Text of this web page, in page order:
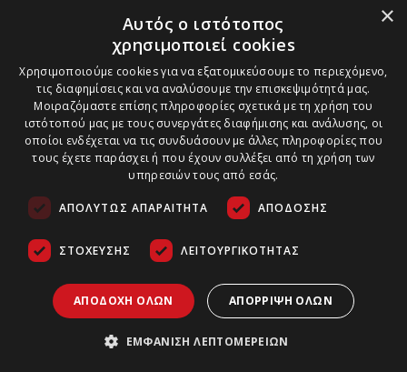
×
Αυτός ο ιστότοπος
χρησιμοποιεί cookies
Χρησιμοποιούμε cookies για να εξατομικεύσουμε το περιεχόμενο,
τις διαφημίσεις και να αναλύσουμε την επισκεψιμότητά μας.
Μοιραζόμαστε επίσης πληροφορίες σχετικά με τη χρήση του
ιστότοπού μας με τους συνεργάτες διαφήμισης και ανάλυσης, οι
οποίοι ενδέχεται να τις συνδυάσουν με άλλες πληροφορίες που
τους έχετε παράσχει ή που έχουν συλλέξει από τη χρήση των
υπηρεσιών τους από εσάς.
ΑΠΟΛΎΤΩΣ ΑΠΑΡΑΊΤΗΤΑ ΑΠΌΔΟΣΗΣ
ΣΤΌΧΕΥΣΗΣ ΛΕΙΤΟΥΡΓΙΚΌΤΗΤΑΣ
ΑΠΟΔΟΧΉ ΌΛΩΝ ΑΠΌΡΡΙΨΗ ΌΛΩΝ
ΕΜΦΆΝΙΣΗ ΛΕΠΤΟΜΕΡΕΙΏΝ